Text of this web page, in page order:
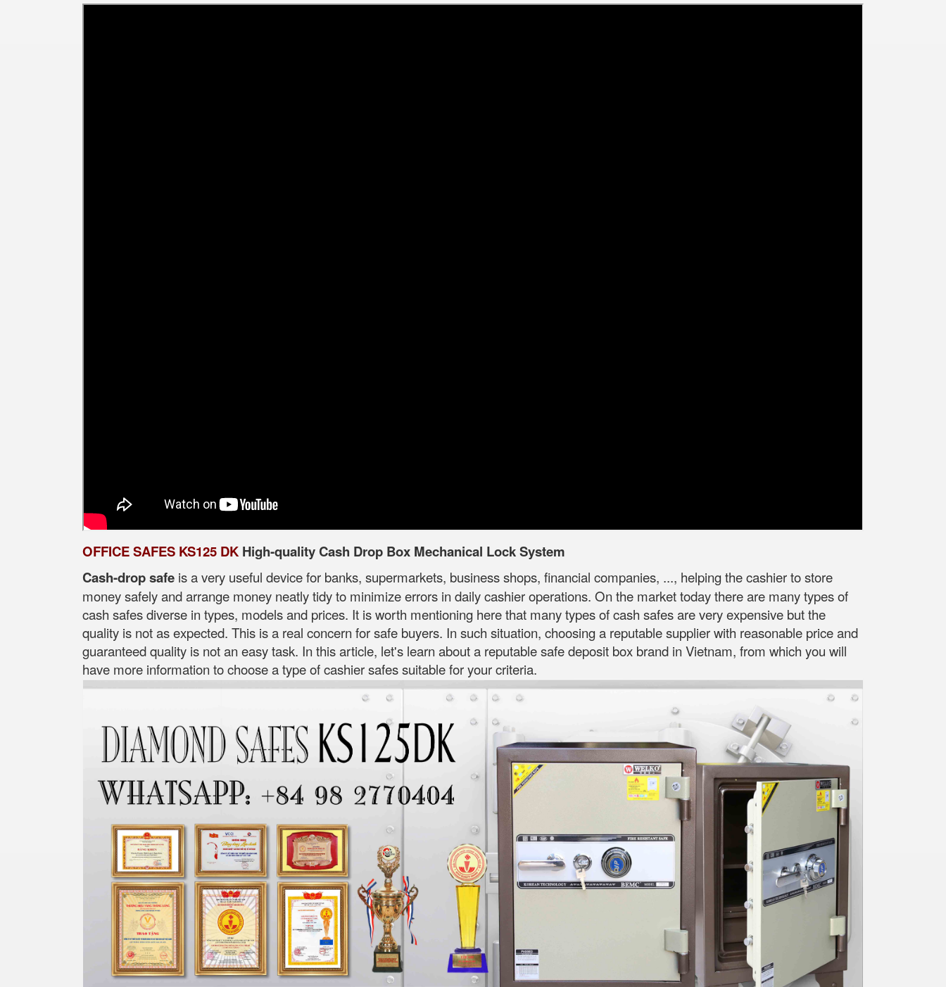
OFFICE SAFES KS125 DK High-quality Cash Drop Box Mechanical Lock System
Cash-drop safe is a very useful device for banks, supermarkets, business shops, financial companies, ..., helping the cashier to store
money safely and arrange money neatly tidy to minimize errors in daily cashier operations. On the market today there are many types of
cash safes diverse in types, models and prices. It is worth mentioning here that many types of cash safes are very expensive but the
quality is not as expected. This is a real concern for safe buyers. In such situation, choosing a reputable supplier with reasonable price and
guaranteed quality is not an easy task. In this article, let's learn about a reputable safe deposit box brand in Vietnam, from which you will
have more information to choose a type of cashier safes suitable for your criteria.